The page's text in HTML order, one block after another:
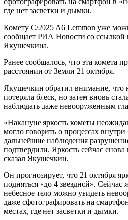
где нет засветки и дымки.
Комету C/2025 A6 Lemmon уже
сообщает РИА Новости со ссылкой
Якушечкина.
Ранее сообщалось, что эта комета
расстоянии от Земли 21 октября.
Якушечкин обратил внимание, что
потеряла блеск, но затем вновь
наблюдать даже невооруженным
«Накануне яркость кометы
могло говорить о процессах
дальнейшие наблюдения
подтвердили. Яркость сейчас
сказал Якушечкин.
Он прогнозирует, что 21 октября
подняться «до 4 звездной». Сейчас
небесное тело можно увидеть
даже сфотографировать на
местах, где нет засветки и дымки.